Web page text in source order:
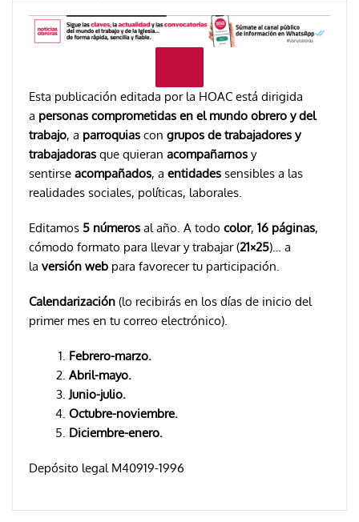
Esta publicación editada por la HOAC está dirigida
a personas comprometidas en el mundo obrero y del
trabajo, a parroquias con grupos de trabajadores y
trabajadoras que quieran acompañarnos y
sentirse acompañados, a entidades sensibles a las
realidades sociales, políticas, laborales.
Editamos 5 números al año. A todo color, 16 páginas,
cómodo formato para llevar y trabajar (21×25)… a
la versión web para favorecer tu participación.
Calendarización (lo recibirás en los días de inicio del
primer mes en tu correo electrónico).
Febrero-marzo.
Abril-mayo.
Junio-julio.
Octubre-noviembre.
Diciembre-enero.
Depósito legal M40919-1996